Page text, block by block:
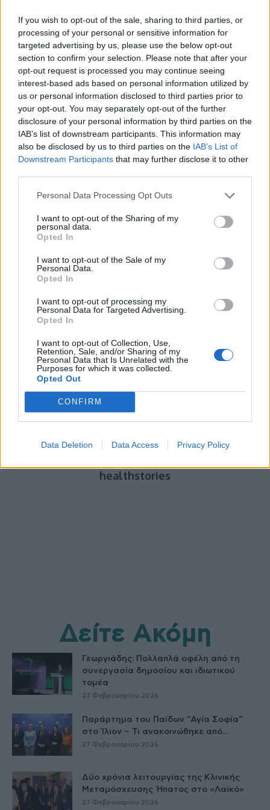
If you wish to opt-out of the sale, sharing to third parties, or
processing of your personal or sensitive information for
targeted advertising by us, please use the below opt-out
section to confirm your selection. Please note that after your
opt-out request is processed you may continue seeing
interest-based ads based on personal information utilized by
us or personal information disclosed to third parties prior to
your opt-out. You may separately opt-out of the further
disclosure of your personal information by third parties on the
IAB’s list of downstream participants. This information may
also be disclosed by us to third parties on the IAB’s List of
Downstream Participants that may further disclose it to other
Personal Data Processing Opt Outs
I want to opt-out of the Sharing of my
personal data.
Opted In
I want to opt-out of the Sale of my
Personal Data.
Opted In
I want to opt-out of processing my
Personal Data for Targeted Advertising.
Opted In
I want to opt-out of Collection, Use,
Retention, Sale, and/or Sharing of my
Personal Data that Is Unrelated with the
Purposes for which it was collected.
Opted Out
CONFIRM
Data Deletion Data Access Privacy Policy
2023 διαγωνισμοί για την υλοποίηση ακόμη 40
νέων Μονάδων Ψυχικής Υγείας.
– Το Σχέδιο αποβλέπει σε ένα ολοκληρωμένο
και πρωτοποριακό μοντέλο ψυχικής υγείας με
ορίζοντα τον 21ο αιώνα.
Διαβάστε επίσης
Η Θεανώ και τα γενέθλια, το ραβασάκι στον
Μητσοτάκη και το μπούλινγκ της
φαρμακευτικής
Οδηγίες του ΕΦΕΤ για τα νηστίσιμα τρόφιμα –
Τι να προσέξετε στα σαρακοστιανά
Ο κίνδυνος που απειλεί τα ορκισμένα
Εθνικό Σχέδιο Δράσης για την Ψυχική Υγεία 2021-2030
Ζωή Ράπτη
healthstories
Δείτε Ακόμη
Γεωργιάδης: Πολλαπλά οφέλη από τη
συνεργασία δημοσίου και ιδιωτικού
τομέα
27 Φεβρουαρίου 2026
Παράρτημα του Παίδων “Αγία Σοφία”
στο Ίλιον – Τι ανακοινώθηκε από...
27 Φεβρουαρίου 2026
Δύο χρόνια λειτουργίας της Κλινικής
Μεταμόσχευσης Ήπατος στο «Λαϊκό»
27 Φεβρουαρίου 2026